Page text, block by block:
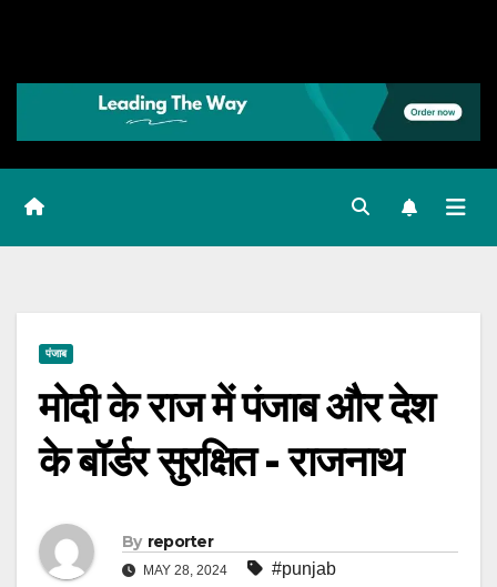
पंजाब
मोदी के राज में पंजाब और देश
के बॉर्डर सुरक्षित - राजनाथ
By reporter
MAY 28, 2024 #punjab